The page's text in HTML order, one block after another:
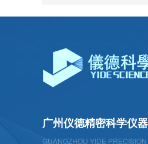
广州仪德精密科学仪
GUANGZHOU YIDE